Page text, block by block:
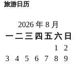
旅游日历
2026 年 8 月
一 二 三 四 五 六 日
1
2
3
4 5 6 7 8
9